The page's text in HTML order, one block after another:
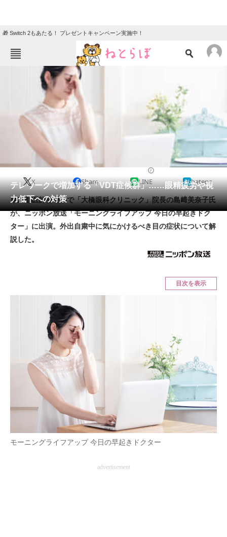
🎁 Switch 2もあたる！ プレゼントキャンペーン実施中！
ねとらぼメニュー
動物
会員記事
メディア
注目記事を集めた総合ページ
好きが集まる 比べて選べる
ビジネスと働き方のヒント
AI活用のいまが分かる
企業ITのトレンドを詳説
経営リーダーのコミュニティ
マーケ×ITの今がよく分かる
ITエンジニア向け専門サイト
企業向けIT製品の総合サイト
テレワークで増加する「VDT症候群」……眼精疲労や視
力低下への対策
X Share LINE hatena
東京都医師会理事で「大橋眼科クリニック」院長の島﨑美奈子氏
が、ニッポン放送「モーニングライフアップ 今日の早起きドク
ター」に出演。外出自粛中に気にかけるべき目の症状について解
説した。
目次を表示
モーニングライフアップ 今日の早起きドクター
advertisement